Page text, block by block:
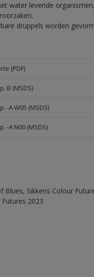
water levende
druppels worden
(PDF)
B (MSDS)
-A W05 (MSDS)
-A N00 (MSDS)
Sikkens Colour
2023